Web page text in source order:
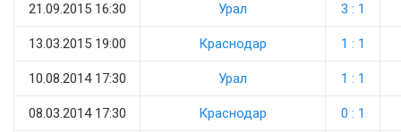
21.09.2015 16:30 Урал 3 : 1
13.03.2015 19:00 Краснодар 1 : 1
10.08.2014 17:30 Урал 1 : 1
08.03.2014 17:30 Краснодар 0 : 1